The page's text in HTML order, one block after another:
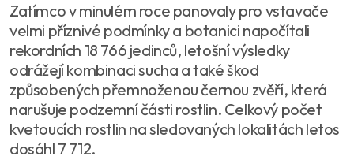
Zatímco v minulém roce panovaly pro vstavače
velmi příznivé podmínky a botanici napočítali
rekordních 18 766 jedinců, letošní výsledky
odrážejí kombinaci sucha a také škod
způsobených přemnoženou černou zvěří, která
narušuje podzemní části rostlin. Celkový počet
kvetoucích rostlin na sledovaných lokalitách letos
dosáhl 7 712.